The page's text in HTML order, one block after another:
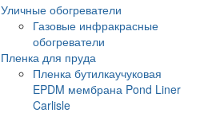
Уличные обогреватели
Газовые инфракрасные
обогреватели
Пленка для пруда
Пленка бутилкаучуковая
EPDM мембрана Pond Liner
Carlisle